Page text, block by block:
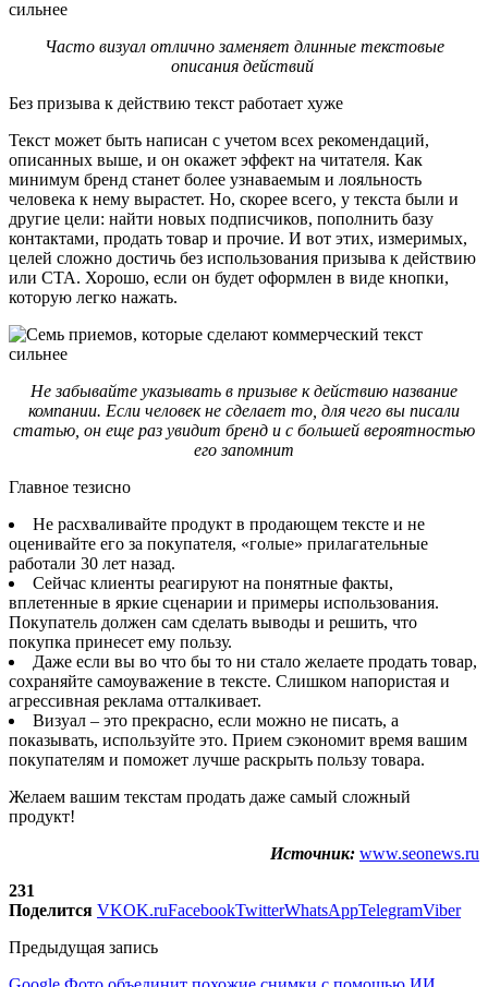
Часто визуал отлично заменяет длинные текстовые
описания действий
Без призыва к действию текст работает хуже
Текст может быть написан с учетом всех рекомендаций,
описанных выше, и он окажет эффект на читателя. Как
минимум бренд станет более узнаваемым и лояльность
человека к нему вырастет. Но, скорее всего, у текста были и
другие цели: найти новых подписчиков, пополнить базу
контактами, продать товар и прочие. И вот этих, измеримых,
целей сложно достичь без использования призыва к действию
или СТА. Хорошо, если он будет оформлен в виде кнопки,
которую легко нажать.
Не забывайте указывать в призыве к действию название
компании. Если человек не сделает то, для чего вы писали
статью, он еще раз увидит бренд и с большей вероятностью
его запомнит
Главное тезисно
Не расхваливайте продукт в продающем тексте и не
оценивайте его за покупателя, «голые» прилагательные
работали 30 лет назад.
Сейчас клиенты реагируют на понятные факты,
вплетенные в яркие сценарии и примеры использования.
Покупатель должен сам сделать выводы и решить, что
покупка принесет ему пользу.
Даже если вы во что бы то ни стало желаете продать товар,
сохраняйте самоуважение в тексте. Слишком напористая и
агрессивная реклама отталкивает.
Визуал – это прекрасно, если можно не писать, а
показывать, используйте это. Прием сэкономит время вашим
покупателям и поможет лучше раскрыть пользу товара.
Желаем вашим текстам продать даже самый сложный
продукт!
Источник: www.seonews.ru
231
Поделится VKOK.ruFacebookTwitterWhatsAppTelegramViber
Предыдущая запись